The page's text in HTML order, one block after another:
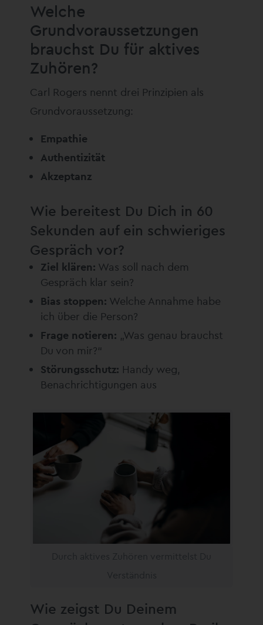
Welche
Grundvoraussetzungen
brauchst Du für aktives
Zuhören?
Carl Rogers nennt drei Prinzipien als
Grundvoraussetzung:
Empathie
Authentizität
Akzeptanz
Wie bereitest Du Dich in 60
Sekunden auf ein schwieriges
Gespräch vor?
Ziel klären: Was soll nach dem
Gespräch klar sein?
Bias stoppen: Welche Annahme habe
ich über die Person?
Frage notieren: „Was genau brauchst
Du von mir?“
Störungsschutz: Handy weg,
Benachrichtigungen aus
Wie zeigst Du Deinem